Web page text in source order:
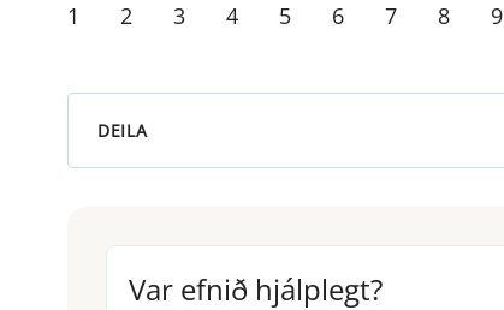
1 2 3 4 5 6 7 8 9
DEILA
Var efnið hjálplegt?
Var efnið hjálplegt?